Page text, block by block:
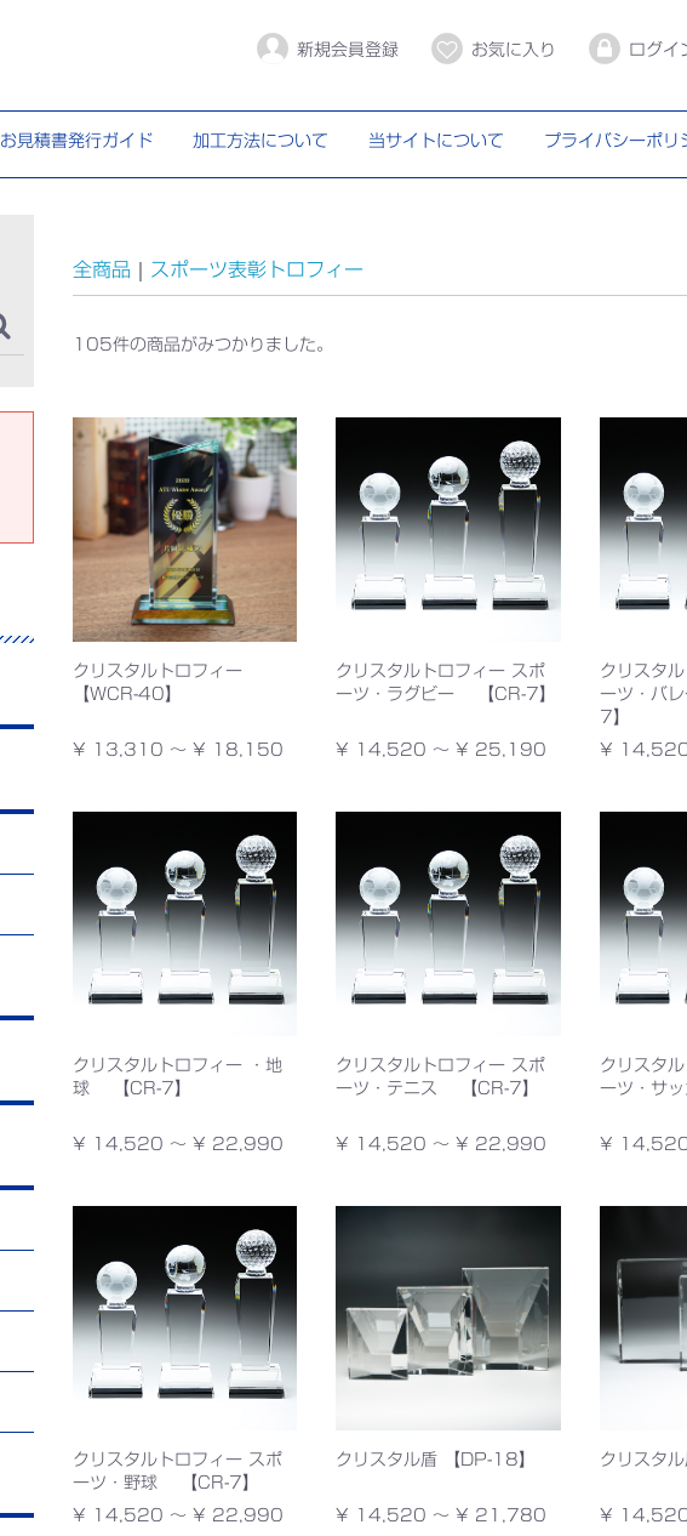
新規会員登録 お気に入り ログイ
お見積書発行ガイド 加工方法について 当サイトについて プライバシーポリ
全商品 スポーツ表彰トロフィー
105件の商品がみつかりました。
クリスタルトロフィー
【WCR-40】
¥ 13,310 ～ ¥ 18,150
クリスタルトロフィー スポ
ーツ・ラグビー 【CR-7】
¥ 14,520 ～ ¥ 25,190
クリスタ
ーツ・バ
7】
¥
クリスタルトロフィー ・地
球 【CR-7】
¥ 14,520 ～ ¥ 22,990
クリスタルトロフィー スポ
ーツ・テニス 【CR-7】
¥ 14,520 ～ ¥ 22,990
クリスタ
ーツ・サ
¥
クリスタルトロフィー スポ
ーツ・野球 【CR-7】
¥ 14,520 ～ ¥ 22,990
クリスタル盾 【DP-18】
¥ 14,520 ～ ¥ 21,780
クリスタ
¥